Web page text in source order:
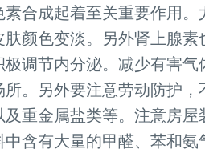
合成起着至关重要作用。
颜色变淡。另外肾上腺素
极调节内分泌。减少有害气
。另外要注意劳动防护，
及重金属盐类等。注意房屋
含有大量的甲醛、苯和氨